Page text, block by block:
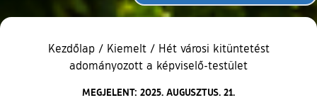
Kezdőlap / Kiemelt / Hét városi kitüntetést
adományozott a képviselő-testület
MEGJELENT: 2025. AUGUSZTUS. 21.